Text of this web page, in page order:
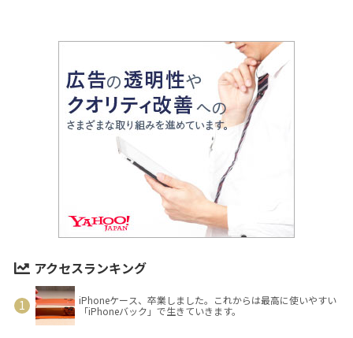
アクセスランキング
iPhoneケース、卒業しました。これからは最高に使いやすい
「iPhoneバック」で生きていきます。